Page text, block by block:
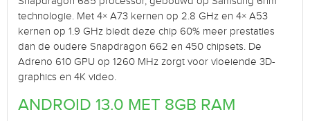
technologie. Met 4× A73 kernen op 2.8 GHz en 4× A53
kernen op 1.9 GHz biedt deze chip 60% meer prestaties
dan de oudere Snapdragon 662 en 450 chipsets. De
Adreno 610 GPU op 1260 MHz zorgt voor vloeiende 3D-
graphics en 4K video.
ANDROID 13.0 MET 8GB RAM